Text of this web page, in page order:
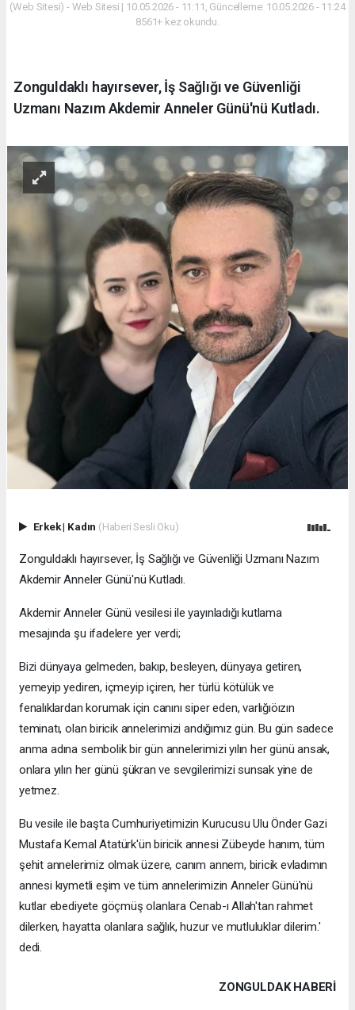
(Web Sitesi) - Web Sitesi | 10.05.2026 - 11:11, Güncelleme: 10.05.2026 - 11:24
8561+ kez okundu.
Zonguldaklı hayırsever, İş Sağlığı ve Güvenliği
Uzmanı Nazım Akdemir Anneler Günü'nü Kutladı.
Erkek| Kadın (Haberi Sesli Oku)
Zonguldaklı hayırsever, İş Sağlığı ve Güvenliği Uzmanı Nazım
Akdemir Anneler Günü'nü Kutladı.
Akdemir Anneler Günü vesilesi ile yayınladığı kutlama
mesajında şu ifadelere yer verdi;
Bizi dünyaya gelmeden, bakıp, besleyen, dünyaya getiren,
yemeyip yediren, içmeyip içiren, her türlü kötülük ve
fenalıklardan korumak için canını siper eden, varlığıöızın
teminatı, olan biricik annelerimizi andığımız gün. Bu gün sadece
anma adına sembolik bir gün annelerimizi yılın her günü ansak,
onlara yılın her günü şükran ve sevgilerimizi sunsak yine de
yetmez.
Bu vesile ile başta Cumhuriyetimizin Kurucusu Ulu Önder Gazi
Mustafa Kemal Atatürk'ün biricik annesi Zübeyde hanım, tüm
şehit annelerimiz olmak üzere, canım annem, biricik evladımın
annesi kıymetli eşim ve tüm annelerimizin Anneler Günü'nü
kutlar ebediyete göçmüş olanlara Cenab-ı Allah'tan rahmet
dilerken, hayatta olanlara sağlık, huzur ve mutluluklar dilerim.'
dedi.
ZONGULDAK HABERİ